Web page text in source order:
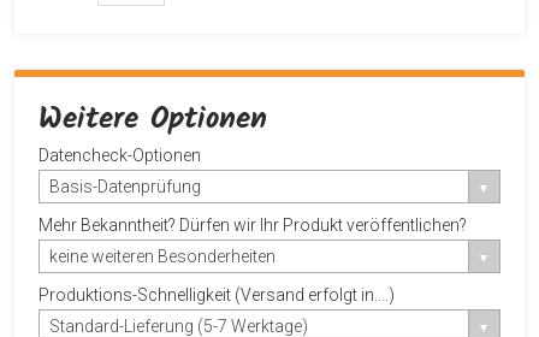
Weitere Optionen
Datencheck-Optionen
Basis-Datenprüfung
Mehr Bekanntheit? Dürfen wir Ihr Produkt veröffentlichen?
keine weiteren Besonderheiten
Produktions-Schnelligkeit (Versand erfolgt in....)
Standard-Lieferung (5-7 Werktage)